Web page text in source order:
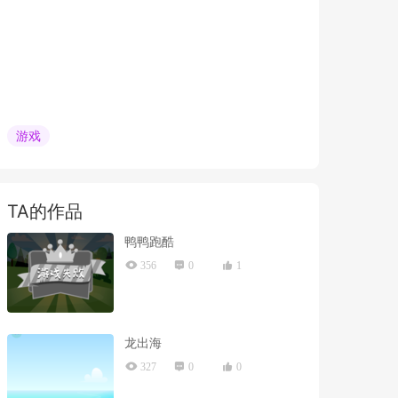
游戏
TA的作品
鸭鸭跑酷
356 0 1
龙出海
327 0 0